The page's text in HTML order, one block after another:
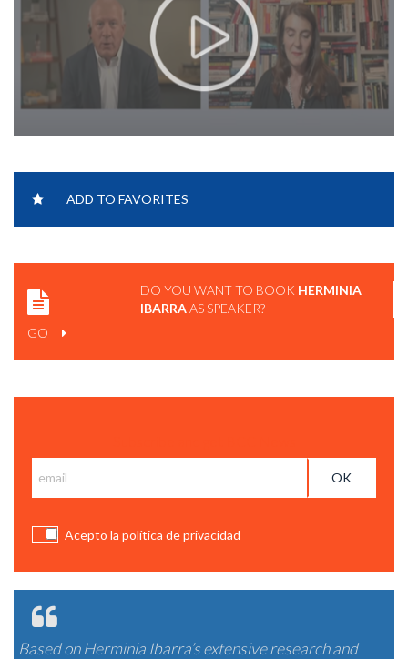
HERMINIA IBARRA | ¿CÓMO SERÁ EL LIDERAZGO EN LA
ERA DE LA IA? | WIRED UK
ADD TO FAVORITES
DO YOU WANT TO BOOK HERMINIA
IBARRAAS SPEAKER?
GO
Acepto la política de privacidad
Based on Herminia Ibarra’s extensive research and